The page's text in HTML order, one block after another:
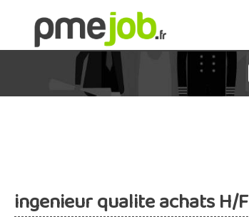
ingenieur qualite achats H/F